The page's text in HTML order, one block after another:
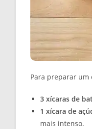
Para preparar um
3 xícaras de
1 xícara de
mais intenso.